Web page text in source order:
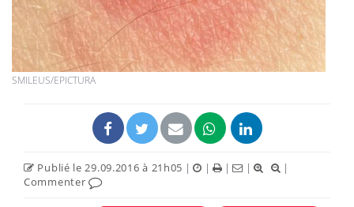
SMILEUS/EPICTURA
Publié le 29.09.2016 à 21h05 | | | |
|
Commenter